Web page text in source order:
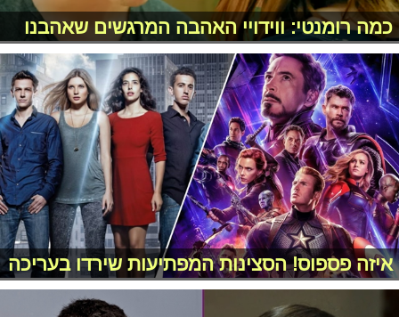
כמה רומנטי: ווידויי האהבה המרגשים שאהבנו
איזה פספוס! הסצינות המפתיעות שירדו בעריכה